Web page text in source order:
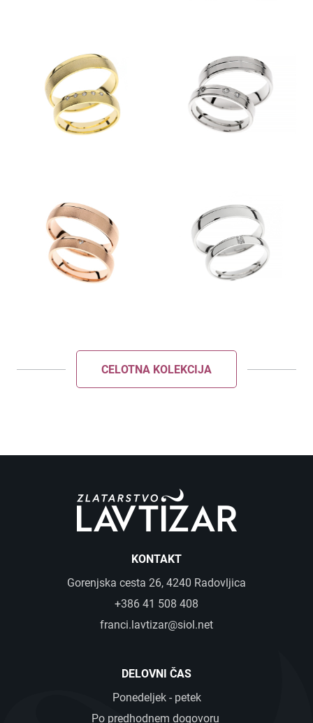
POŠLJI ZAPRI
CELOTNA KOLEKCIJA
KONTAKT
Gorenjska cesta 26, 4240 Radovljica
+386 41 508 408
franci.lavtizar@siol.net
DELOVNI ČAS
Ponedeljek - petek
Po predhodnem dogovoru